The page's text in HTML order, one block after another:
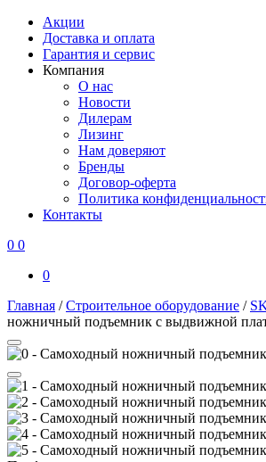
Акции
Доставка и оплата
Гарантия и сервис
Компания
О нас
Новости
Дилерам
Лизинг
Нам доверяют
Бренды
Договор-оферта
Политика
Контакты
0 0
0
Главная /Строительное оборудование /
ножничный подъемник с выдвижной